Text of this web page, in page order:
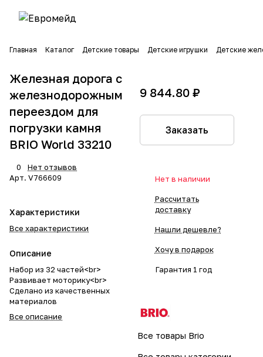
Главная Каталог Детские товары Детские игрушки Детские
Железная дорога с
железнодорожным
переездом для
погрузки камня
BRIO World 33210
0
Нет отзывов
Арт. V766609
Характеристики
Все характеристики
Описание
Набор из 32 частей<br>
Развивает моторику<br>
Сделано из качественных
материалов
Все описание
9 844.80 ₽
Заказать
Нет в наличии
Рассчитать
доставку
Нашли дешевле?
Хочу в подарок
Гарантия 1 год
Все товары Brio